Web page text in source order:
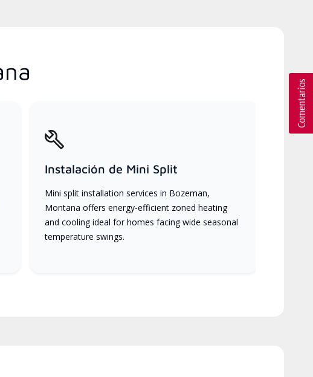
Instalación de Mini Split
Mini split installation services in Bozeman,
Montana offers energy-efficient zoned heating
and cooling ideal for homes facing wide seasonal
temperature swings.